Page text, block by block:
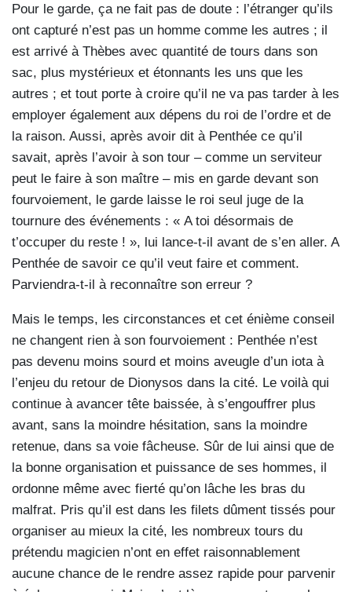
Pour le garde, ça ne fait pas de doute : l’étranger qu’ils
ont capturé n’est pas un homme comme les autres ; il
est arrivé à Thèbes avec quantité de tours dans son
sac, plus mystérieux et étonnants les uns que les
autres ; et tout porte à croire qu’il ne va pas tarder à les
employer également aux dépens du roi de l’ordre et de
la raison. Aussi, après avoir dit à Penthée ce qu’il
savait, après l’avoir à son tour – comme un serviteur
peut le faire à son maître – mis en garde devant son
fourvoiement, le garde laisse le roi seul juge de la
tournure des événements : « A toi désormais de
t’occuper du reste ! », lui lance-t-il avant de s’en aller. A
Penthée de savoir ce qu’il veut faire et comment.
Parviendra-t-il à reconnaître son erreur ?
Mais le temps, les circonstances et cet énième conseil
ne changent rien à son fourvoiement : Penthée n’est
pas devenu moins sourd et moins aveugle d’un iota à
l’enjeu du retour de Dionysos dans la cité. Le voilà qui
continue à avancer tête baissée, à s’engouffrer plus
avant, sans la moindre hésitation, sans la moindre
retenue, dans sa voie fâcheuse. Sûr de lui ainsi que de
la bonne organisation et puissance de ses hommes, il
ordonne même avec fierté qu’on lâche les bras du
malfrat. Pris qu’il est dans les filets dûment tissés pour
organiser au mieux la cité, les nombreux tours du
prétendu magicien n’ont en effet raisonnablement
aucune chance de le rendre assez rapide pour parvenir